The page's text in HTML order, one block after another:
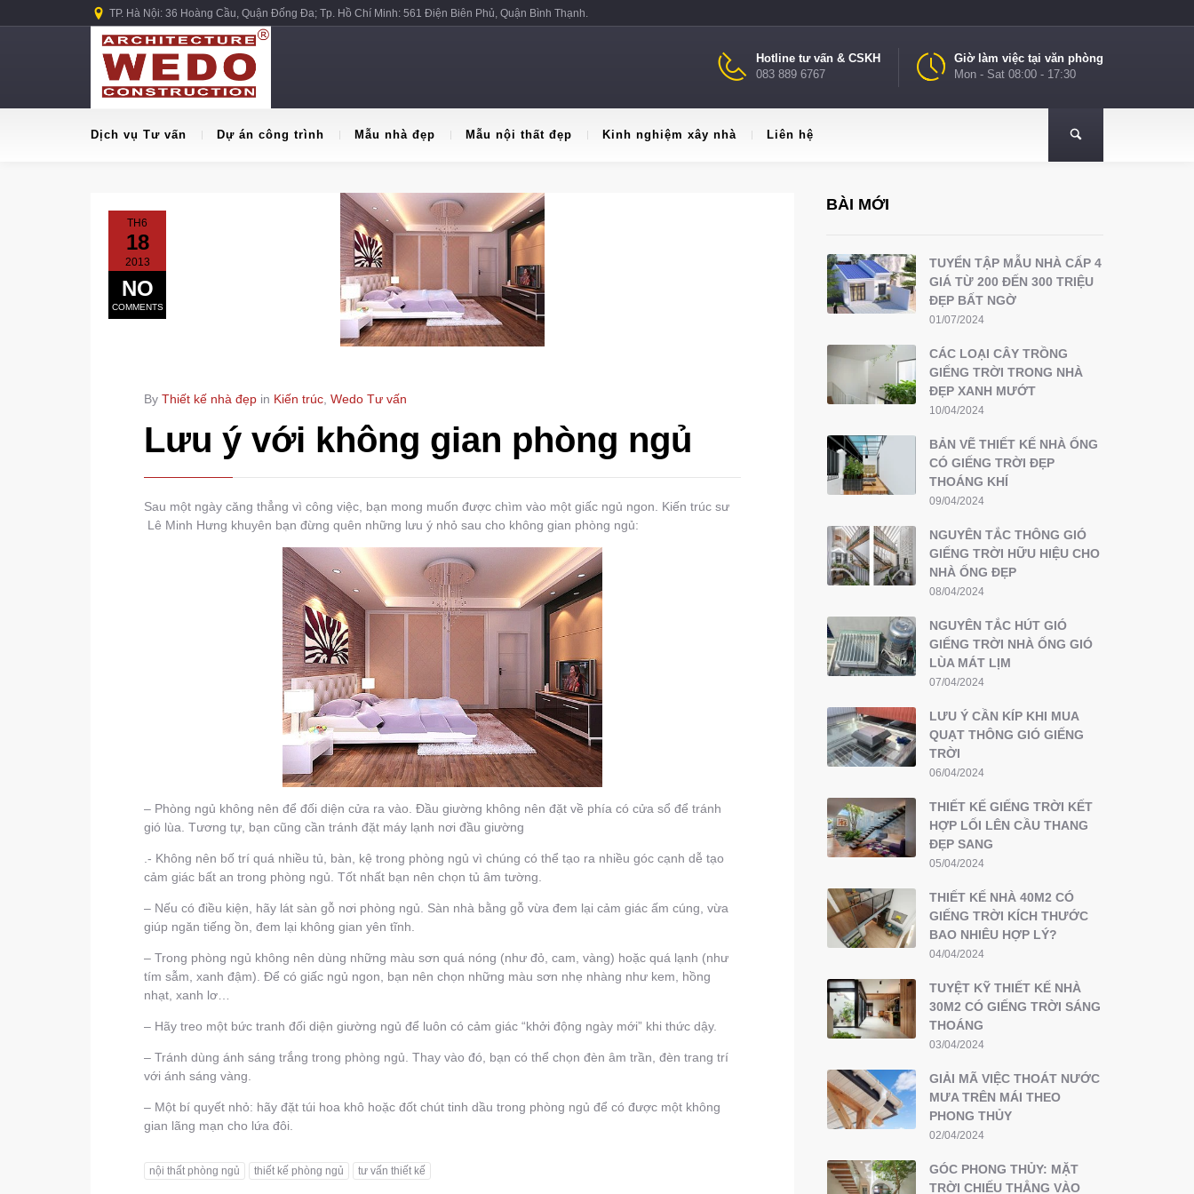
TP. Hà Nội: 36 Hoàng Cầu, Quận Đống Đa; Tp. Hồ Chí Minh: 561 Điện Biên Phủ, Quận Bình Thạnh.
Giờ làm việc tại văn phòng
Mon - Sat 08:00 - 17:30
Hotline tư vấn & CSKH
083 889 6767
Dịch vụ Tư vấn Dự án công trình Mẫu nhà đẹp Mẫu nội thất đẹp Kinh nghiệm xây nhà Liên hệ
TH6
18
2013
NO
COMMENTS
By Thiết kế nhà đẹp in Kiến trúc Wedo Tư vấn
Lưu ý với không gian phòng ngủ
Sau một ngày căng thẳng vì công việc, bạn mong muốn được chìm vào một giấc ngủ ngon. Kiến trúc sư
Lê Minh Hưng khuyên bạn đừng quên những lưu ý nhỏ sau cho không gian phòng ngủ:
– Phòng ngủ không nên để đối diện cửa ra vào. Đầu giường không nên đặt về phía có cửa sổ để tránh
gió lùa. Tương tự, bạn cũng cần tránh đặt máy lạnh nơi đầu giường
.- Không nên bố trí quá nhiều tủ, bàn, kệ trong phòng ngủ vì chúng có thể tạo ra nhiều góc cạnh dễ tạo
cảm giác bất an trong phòng ngủ. Tốt nhất bạn nên chọn tủ âm tường.
– Nếu có điều kiện, hãy lát sàn gỗ nơi phòng ngủ. Sàn nhà bằng gỗ vừa đem lại cảm giác ấm cúng, vừa
giúp ngăn tiếng ồn, đem lại không gian yên tĩnh.
– Trong phòng ngủ không nên dùng những màu sơn quá nóng (như đỏ, cam, vàng) hoặc quá lạnh (như
tím sẫm, xanh đậm). Để có giấc ngủ ngon, bạn nên chọn những màu sơn nhẹ nhàng như kem, hồng
nhạt, xanh lơ…
– Hãy treo một bức tranh đối diện giường ngủ để luôn có cảm giác “khởi động ngày mới” khi thức dậy.
– Tránh dùng ánh sáng trắng trong phòng ngủ. Thay vào đó, bạn có thể chọn đèn âm trần, đèn trang trí
với ánh sáng vàng.
– Một bí quyết nhỏ: hãy đặt túi hoa khô hoặc đốt chút tinh dầu trong phòng ngủ để có được một không
gian lãng mạn cho lứa đôi.
nội thất phòng ngủ thiết kế phòng ngủ tư vấn thiết kế
BÀI MỚI
TUYỂN TẬP MẪU NHÀ CẤP 4
GIÁ TỪ 200 ĐẾN 300 TRIỆU
ĐẸP BẤT NGỜ
01/07/2024
CÁC LOẠI CÂY TRỒNG
GIẾNG TRỜI TRONG NHÀ
ĐẸP XANH MƯỚT
10/04/2024
BẢN VẼ THIẾT KẾ NHÀ ỐNG
CÓ GIẾNG TRỜI ĐẸP
THOÁNG KHÍ
09/04/2024
NGUYÊN TẮC THÔNG GIÓ
GIẾNG TRỜI HỮU HIỆU CHO
NHÀ ỐNG ĐẸP
08/04/2024
NGUYÊN TẮC HÚT GIÓ
GIẾNG TRỜI NHÀ ỐNG GIÓ
LÙA MÁT LỊM
07/04/2024
LƯU Ý CẦN KÍP KHI MUA
QUẠT THÔNG GIÓ GIẾNG
TRỜI
06/04/2024
THIẾT KẾ GIẾNG TRỜI KẾT
HỢP LỐI LÊN CẦU THANG
ĐẸP SANG
05/04/2024
THIẾT KẾ NHÀ 40M2 CÓ
GIẾNG TRỜI KÍCH THƯỚC
BAO NHIÊU HỢP LÝ?
04/04/2024
TUYỆT KỸ THIẾT KẾ NHÀ
30M2 CÓ GIẾNG TRỜI SÁNG
THOÁNG
03/04/2024
GIẢI MÃ VIỆC THOÁT NƯỚC
MƯA TRÊN MÁI THEO
PHONG THỦY
02/04/2024
GÓC PHONG THỦY: MẶT
TRỜI CHIẾU THẲNG VÀO